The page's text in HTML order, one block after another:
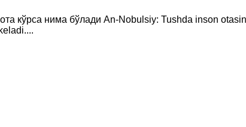
кўрса нима бўлади An-Nobulsiy: Tushda inson